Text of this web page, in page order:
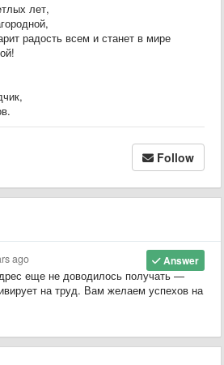
лет,
радость всем и станет в мире
Follow
Answer
ago
еще не доводилось получать—
на труд. Вам желаем успехов на